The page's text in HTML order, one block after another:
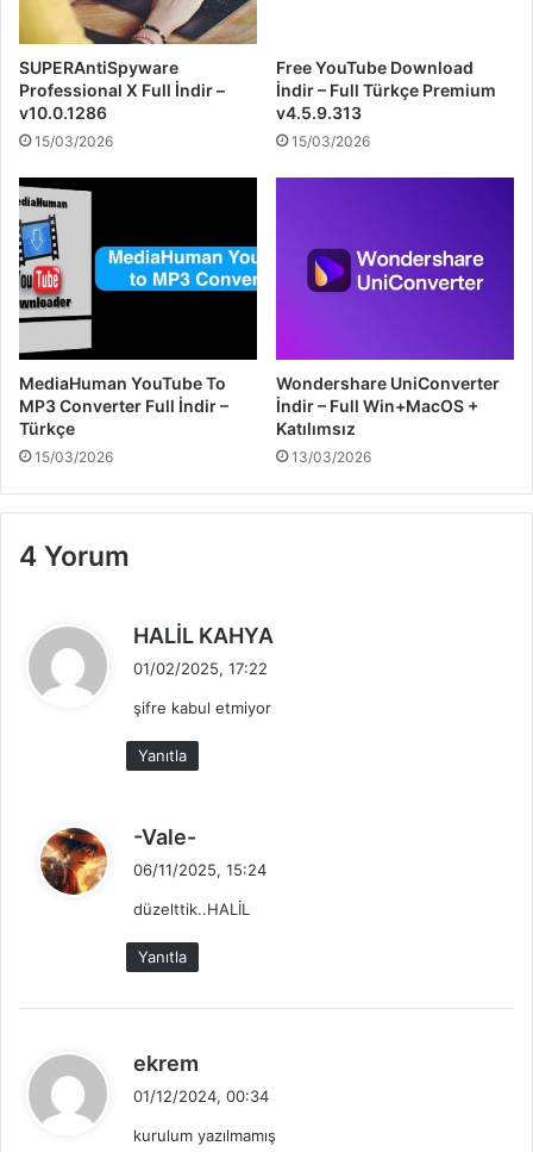
SUPERAntiSpyware
Professional X Full İndir –
v10.0.1286
15/03/2026
Free YouTube Download
İndir – Full Türkçe Premium
v4.5.9.313
15/03/2026
MediaHuman YouTube To
MP3 Converter Full İndir –
Türkçe
15/03/2026
Wondershare UniConverter
İndir – Full Win+MacOS +
Katılımsız
13/03/2026
4 Yorum
HALİL KAHYA
01/02/2025, 17:22
şifre kabul etmiyor
Yanıtla
-Vale-
e
i
k
i
06/11/2025, 15:24
düzelttik..HALİL
Yanıtla
ekrem
e
i
01/12/2024, 00:34
kurulum yazılmamış